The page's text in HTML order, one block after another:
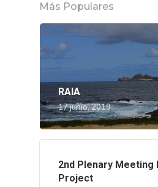
Más Populares
RAIA
17 junio, 2019
2nd Plenary Meeting
Project